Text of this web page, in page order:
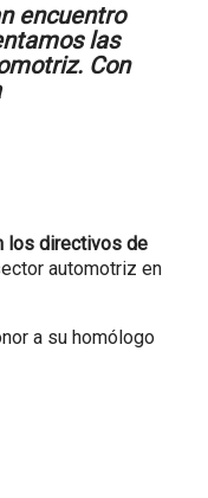
encuentro
las
Con
los directivos de
automotriz en
a su homólogo